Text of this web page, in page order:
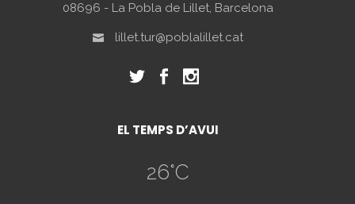
08696 - La Pobla de Lillet, Barcelona
lillet.tur@poblalillet.cat
EL TEMPS D’AVUI
26°C